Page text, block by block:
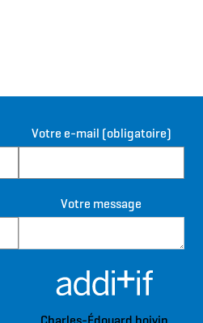
Votre e-mail (obligatoire)
Votre message